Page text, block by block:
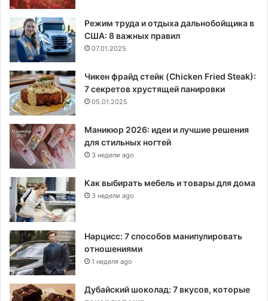
Режим труда и отдыха дальнобойщика в
США: 8 важных правил
07.01.2025
Чикен фрайд стейк (Chicken Fried Steak):
7 секретов хрустящей панировки
05.01.2025
Маникюр 2026: идеи и лучшие решения
для стильных ногтей
3 недели ago
Как выбирать мебель и товары для дома
3 недели ago
Нарцисс: 7 способов манипулировать
отношениями
1 неделя ago
Дубайский шоколад: 7 вкусов, которые